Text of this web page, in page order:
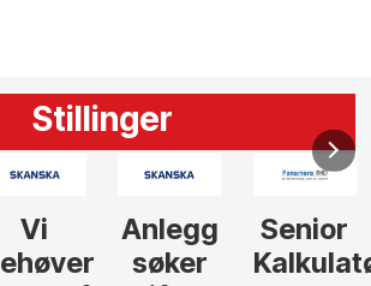
Stillinger
Senior
Senior
Tilbudsleder